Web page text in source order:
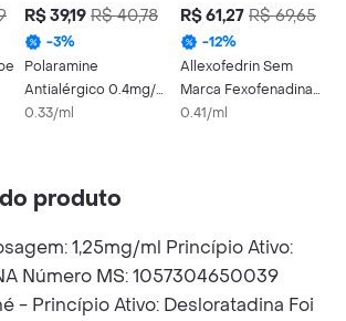
R$ 39,19 R$ 40,78
-3%
Polaramine
Antialérgico 0.4mg/ml
Solução Oral 120ml
0.33/ml
R$ 61,27 R$ 69,65
-12%
Allexofedrin Sem
Marca Fexofenadina
Suspensao
0.41/ml
produto
1,25mg/ml Princípio Ativo:
Número MS: 1057304650039
- Princípio Ativo: Desloratadina Foi